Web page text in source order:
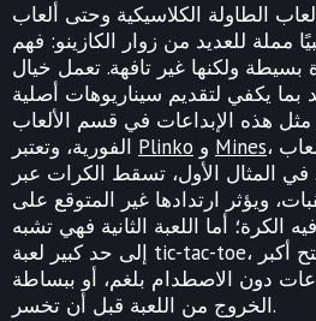
الطاولة الكلاسيكية وحتى ألعاب
مملة للعديد من زوار الكازينو: فهم
بسيطة ولكنها غير تافهة. تعمل خيال
يكفي لتقديم سيناريوهات أصلية
مثل هذه الإبداعات في قسم الألعاب
Plinko Mines، على سبيل المثال، من الألعاب
في المثال الأول، تسقط الكرات عبر
ويؤثر ارتدادها غير المتوقع على
أما اللعبة الثانية فهي تشبه
إلى حد كبير لعبة tic-tac-toe، حيث تتمثل مهمتك في فتح أكبر
دون الاصطدام بلغم، أو ببساطة
الخروج من اللعبة قبل أن تخسر.